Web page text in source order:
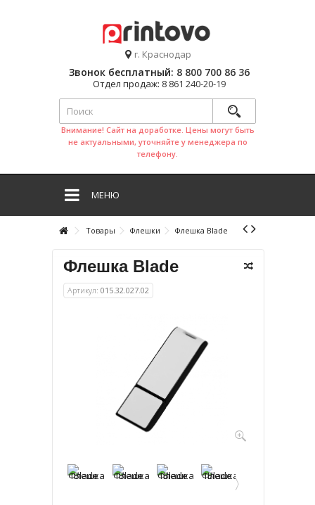
г. Краснодар
Звонок бесплатный: 8 800 700 86 36
Отдел продаж: 8 861 240-20-19
Внимание! Сайт на доработке. Цены могут быть
не актуальными, уточняйте у менеджера по
телефону.
МЕНЮ
Товары Флешки Флешка Blade
Флешка Blade
Артикул: 015.32.027.02